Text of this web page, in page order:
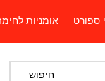
ספורט אומניות
חיפוש